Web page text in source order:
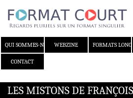
QUI SOMMES-NOUS ?WEBZINE FORMATS LONGS
CONTACT
LES MISTONS DE